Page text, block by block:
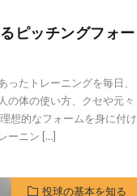
ピッチングフォー
たトレーニングを毎日、
の体の使い方、クセや元々
想的なフォームを身に付け
ーニン […]
投球の基本を知る